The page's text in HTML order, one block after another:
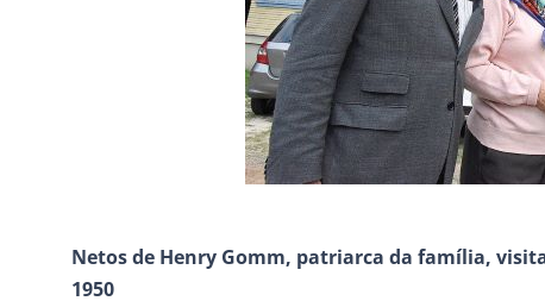
Netos de Henry Gomm, patriarca da família,
1950